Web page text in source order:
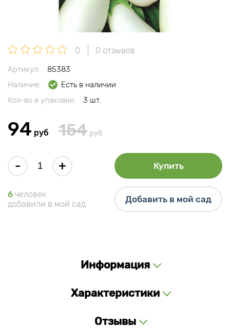
0 0 отзывов
Артикул:
85383
Наличие:
Есть в наличии
Кол-во в упаковке:
3 шт.
94 руб 154 руб
- + Купить
6 человек
добавили в мой сад
Добавить в мой сад
Информация
Характеристики
Отзывы